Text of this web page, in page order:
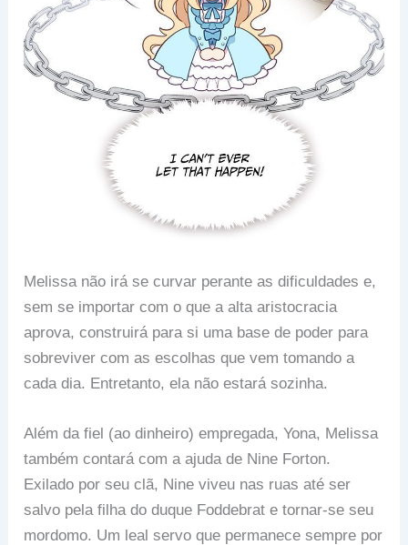
Melissa não irá se curvar perante as dificuldades e,
sem se importar com o que a alta aristocracia
aprova, construirá para si uma base de poder para
sobreviver com as escolhas que vem tomando a
cada dia. Entretanto, ela não estará sozinha.
Além da fiel (ao dinheiro) empregada, Yona, Melissa
também contará com a ajuda de Nine Forton.
Exilado por seu clã, Nine viveu nas ruas até ser
salvo pela filha do duque Foddebrat e tornar-se seu
mordomo. Um leal servo que permanece sempre por